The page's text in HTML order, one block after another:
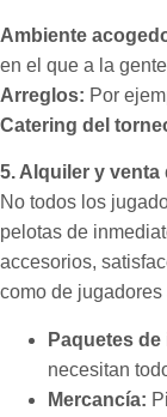
Ambiente
en el que a la
Arreglos: Por
Catering del
5. Alquiler y venta
No todos los
pelotas de
accesorios,
como de
Paquetes
necesitan
Mercancía: